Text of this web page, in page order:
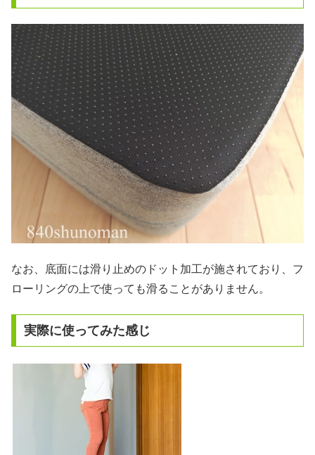
なお、底面には滑り止めのドット加工が施されており、フ
ローリングの上で使っても滑ることがありません。
実際に使ってみた感じ